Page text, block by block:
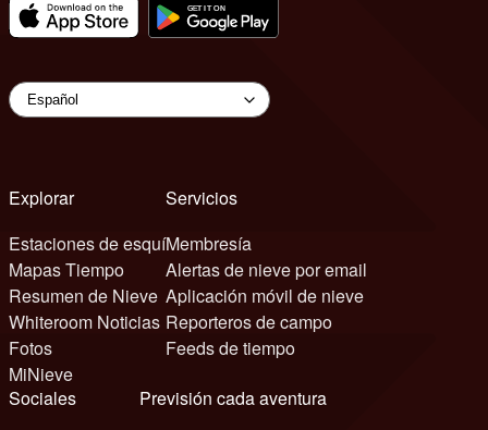
Explorar
Estaciones de esquí
Mapas Tiempo
Resumen de Nieve
Whiteroom Noticias
Fotos
MiNieve
Servicios
Membresía
Alertas de nieve por email
Aplicación móvil de nieve
Reporteros de campo
Feeds de tiempo
Sociales
Previsión cada aventura